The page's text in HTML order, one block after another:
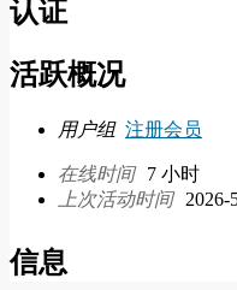
认证
活跃概况
用户组 注册会员
在线时间 7 小时
上次活动时间
2026-
信息